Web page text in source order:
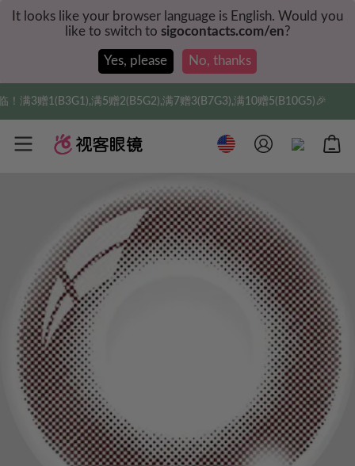
It looks like your browser language is English. Would you
like to switch to sigocontacts.com/en?
Yes, please No, thanks
满3赠1(B3G1),满5赠2(B5G2),满7赠3(B7G3),满10赠5(B10G5)🎉